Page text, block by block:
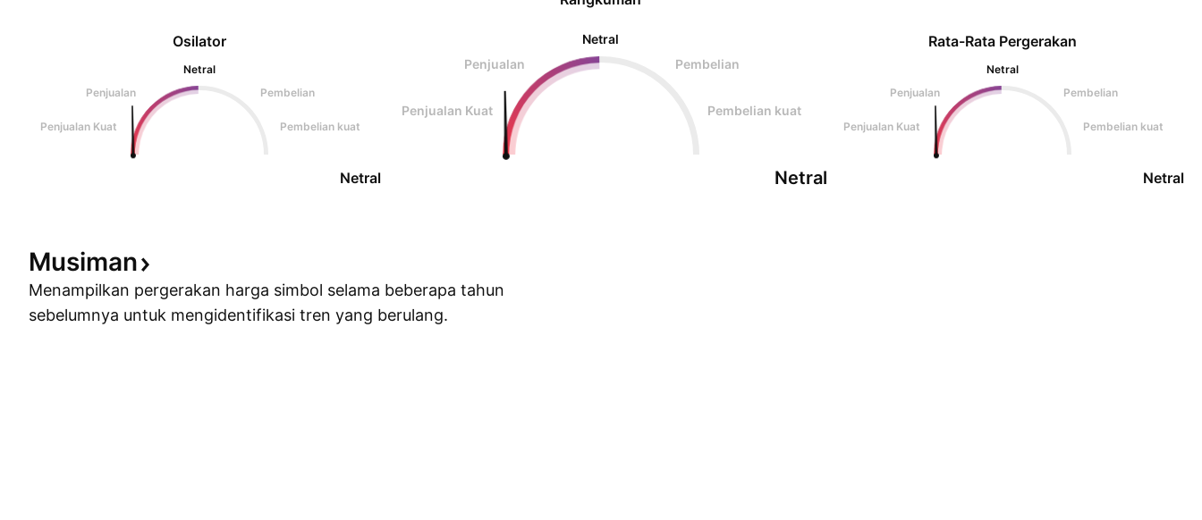
Osilator
Netral
Penjualan
Pembelian
Penjualan Kuat Pembelian kuat
Netral
Netral
Penjualan
Pembelian
Penjualan Kuat Pembelian kuat
Netral
Rata-Rata Pergerakan
Netral
Penjualan
Pembelian
Penjualan Kuat Pembelian kuat
Netral
Musiman
Menampilkan pergerakan harga simbol selama beberapa tahun
sebelumnya untuk mengidentifikasi tren yang berulang.